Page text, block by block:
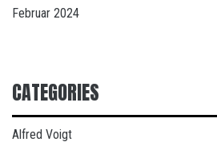
Februar 2024
CATEGORIES
Alfred Voigt